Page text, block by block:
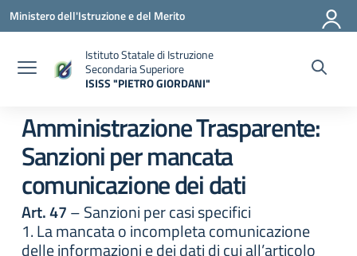
Vai ai contenuti
Vai al menu di navigazione
Vai al footer
Ministero dell'Istruzione e del Merito
Istituto Statale di Istruzione
Secondaria Superiore
ISISS "PIETRO GIORDANI"
Amministrazione Trasparente:
Sanzioni per mancata
comunicazione dei dati
Art. 47– Sanzioni per casi specifici
1. La mancata o incompleta comunicazione
delle informazioni e dei dati di cui all’articolo